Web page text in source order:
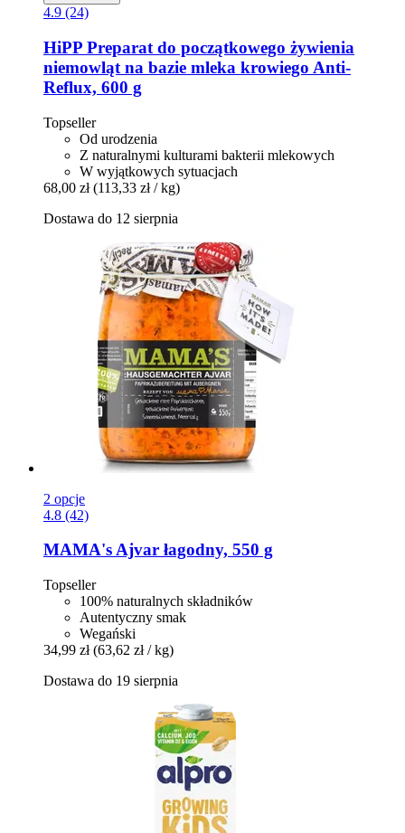
4.9 (24)
HiPP Preparat do początkowego żywienia
niemowląt na bazie mleka krowiego Anti-​
Reflux, 600 g
Topseller
Od urodzenia
Z naturalnymi kulturami bakterii mlekowych
W wyjątkowych sytuacjach
68,00 zł (113,33 zł / kg)
Dostawa do 12 sierpnia
2 opcje
4.8 (42)
MAMA'sAjvar łagodny, 550 g
Topseller
100% naturalnych składników
Autentyczny smak
Wegański
34,99 zł (63,62 zł / kg)
Dostawa do 19 sierpnia